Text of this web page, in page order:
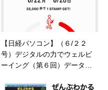
【日経パソコン】（６/２２
号）デジタルの力でウェルビ
ーイング（第６回）データと